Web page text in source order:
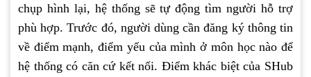
chụp hình lại, hệ thống sẽ tự động tìm người hỗ trợ
phù hợp. Trước đó, người dùng cần đăng ký thông tin
về điểm mạnh, điểm yếu của mình ở môn học nào để
hệ thống có căn cứ kết nối. Điểm khác biệt của SHub